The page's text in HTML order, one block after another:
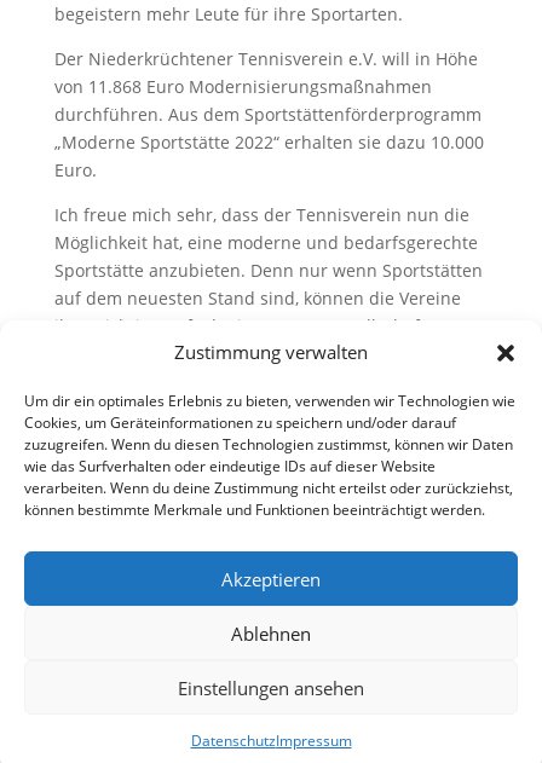
Zustimmung verwalten
Um dir ein optimales Erlebnis zu bieten, verwenden wir Technologien wie
Cookies, um Geräteinformationen zu speichern und/oder darauf
zuzugreifen. Wenn du diesen Technologien zustimmst, können wir Daten
wie das Surfverhalten oder eindeutige IDs auf dieser Website
verarbeiten. Wenn du deine Zustimmung nicht erteilst oder zurückziehst,
können bestimmte Merkmale und Funktionen beeinträchtigt werden.
Akzeptieren
Ablehnen
Einstellungen ansehen
DatenschutzImpressum
begeistern mehr Leute für ihre Sportarten.
Der Niederkrüchtener Tennisverein e.V. will in Höhe
von 11.868 Euro Modernisierungsmaßnahmen
durchführen. Aus dem Sportstättenförderprogramm
„Moderne Sportstätte 2022“ erhalten sie dazu 10.000
Euro.
Ich freue mich sehr, dass der Tennisverein nun die
Möglichkeit hat, eine moderne und bedarfsgerechte
Sportstätte anzubieten. Denn nur wenn Sportstätten
auf dem neuesten Stand sind, können die Vereine
ihre wichtige Aufgabe in unserer Gesellschaft
Die gesamte Pressemitteilung finden Sie hier:
Förderung Moderne Sportstätte